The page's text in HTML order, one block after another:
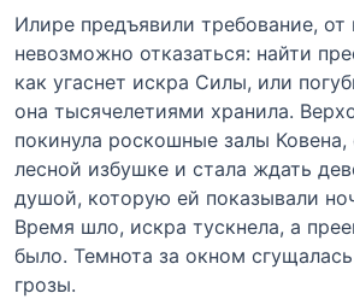
Илире предъявили требование, от
невозможно отказаться: найти
как угаснет искра Силы, или
она тысячелетиями хранила.
покинула роскошные залы Ковена,
лесной избушке и стала ждать
душой, которую ей показывали
Время шло, искра тускнела, а
было. Темнота за окном
грозы.